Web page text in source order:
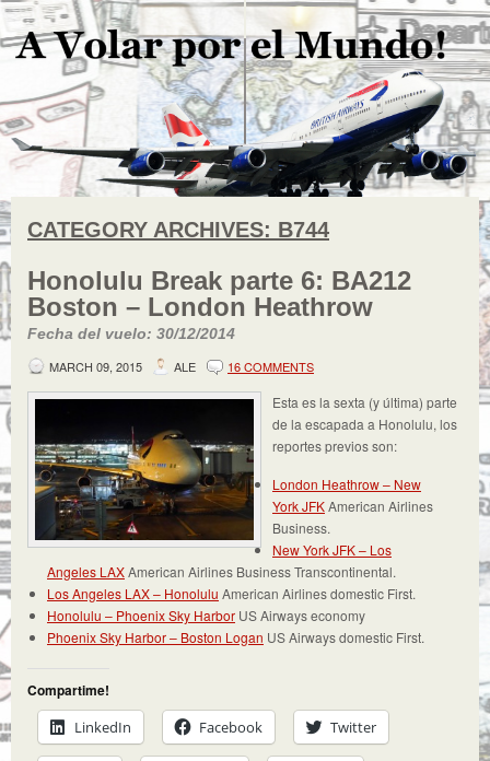
CATEGORY ARCHIVES: B744
Honolulu Break parte 6: BA212
Boston – London Heathrow
Fecha del vuelo: 30/12/2014
MARCH 09, 2015
ALE 16 COMMENTS
Esta es la sexta (y última) parte
de la escapada a Honolulu, los
reportes previos son:
London Heathrow – New
York JFKAmerican Airlines
Business.
New York JFK – Los
Angeles LAXAmerican Airlines Business Transcontinental.
Los Angeles LAX – Honolulu American Airlines domestic First.
Honolulu – Phoenix Sky Harbor US Airways economy
Phoenix Sky Harbor – Boston Logan US Airways domestic First.
Compartime!
LinkedIn
Facebook Twitter